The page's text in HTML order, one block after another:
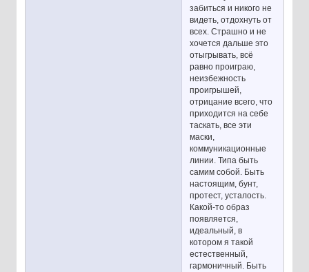
забиться и никого не
видеть, отдохнуть от
всех. Страшно и не
хочется дальше это
отыгрывать, всё
равно проиграю,
неизбежность
проигрышей,
отрицание всего, что
приходится на себе
таскать, все эти
маски,
коммуникационные
линии. Типа быть
самим собой. Быть
настоящим, бунт,
протест, усталость.
Какой-то образ
появляется,
идеальный, в
котором я такой
естественный,
гармоничный. Быть